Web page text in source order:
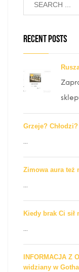
RECENT POSTS
Grzeje?
...
Zimowa aura też
...
Kiedy brak Ci
...
INFORMACJA Z
widziany w